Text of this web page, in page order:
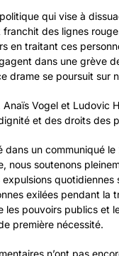
qui vise à
des lignes
en traitant ces
dans une grève
drame se poursuit sur
Vogel et Ludovic
et des droits des
dans un communiqué
nous soutenons
exilées pendant la
pouvoirs publics et
première nécessité.
n’ont pas